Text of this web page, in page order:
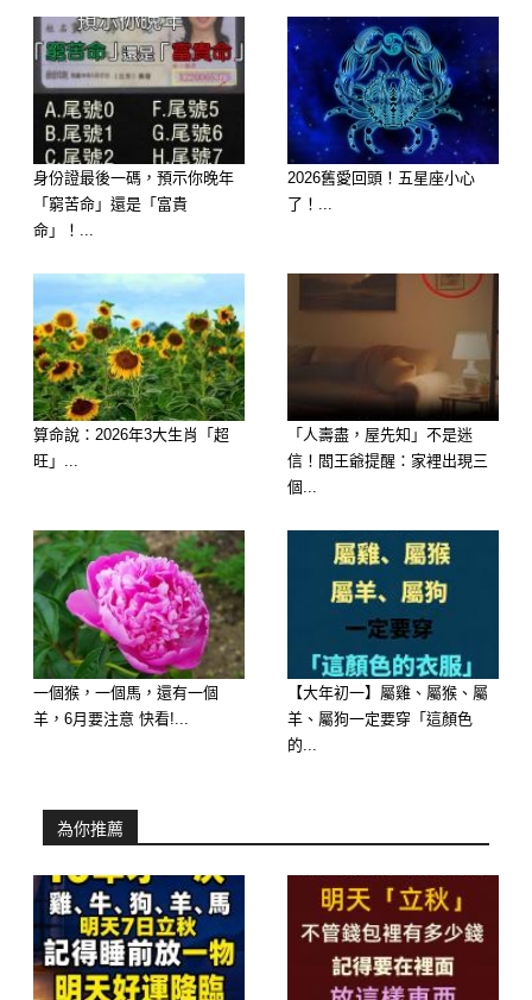
那該穿什麼顏色好？
命理師建議：端午節最適合穿 紅色、
白色與黃色。這三種顏色象徵正氣、光
明與吉祥，不僅有助提升陽氣，也可趨
吉避凶，開啟好運一整年。
貼心提醒：端午節當天上午11點到下午
1點是「陽氣最盛」的時段，若能在此
時穿上吉色衣物、出門走動、進行簡單
淨化儀式（如薰香、淨身），對提升整
別讓一件衣服毀了好運氣，想平安過
節、轉運迎好事，端午這天的穿搭絕不
能馬虎。如果你也想幫家人朋友避開衰
運，記得把這篇分享出去。
身份證最後一碼，預示你晚年
「窮苦命」還是「富貴
命」！...
2026舊愛回頭！五星座小心
了！...
算命說：2026年3大生肖「超
旺」...
「人壽盡，屋先知」不是迷
信！閻王爺提醒：家裡出現三
個...
一個猴，一個馬，還有一個
羊，6月要注意 快看!...
【大年初一】屬雞、屬猴、屬
羊、屬狗一定要穿「這顏色
的...
為你推薦